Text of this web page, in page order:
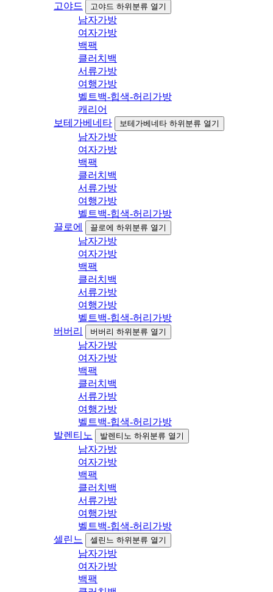
고야드
고야드 하위분류 열기
남자가방
여자가방
백팩
클러치백
서류가방
여행가방
벨트백-힙색-허리가방
캐리어
보테가베네타
보테가베네타 하위분류 열기
남자가방
여자가방
백팩
클러치백
서류가방
여행가방
벨트백-힙색-허리가방
끌로에
끌로에 하위분류 열기
남자가방
여자가방
백팩
클러치백
서류가방
여행가방
벨트백-힙색-허리가방
버버리
버버리 하위분류 열기
남자가방
여자가방
백팩
클러치백
서류가방
여행가방
벨트백-힙색-허리가방
발렌티노
발렌티노 하위분류 열기
남자가방
여자가방
백팩
클러치백
서류가방
여행가방
벨트백-힙색-허리가방
셀린느
셀린느 하위분류 열기
남자가방
여자가방
백팩